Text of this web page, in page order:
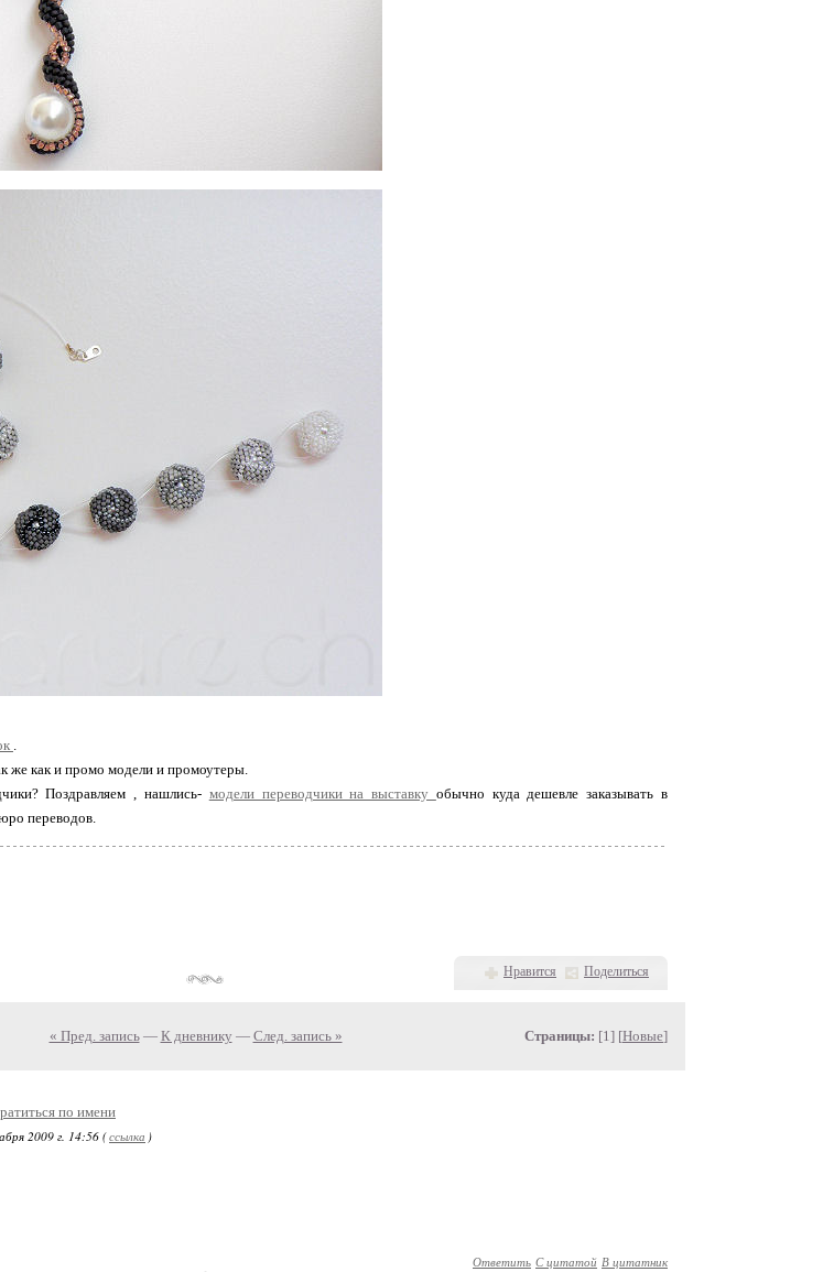
.
же как и промо модели и промоутеры.
Поздравляем , нашлись- модели переводчики на выставку обычно куда дешевле заказывать в
переводов.
Нравится Поделиться
« Пред. запись— К дневнику — След. запись » Страницы: [1] [Новые]
по имени
2009 г. 14:56 (ссылка )
Ответить С цитатой В цитатник